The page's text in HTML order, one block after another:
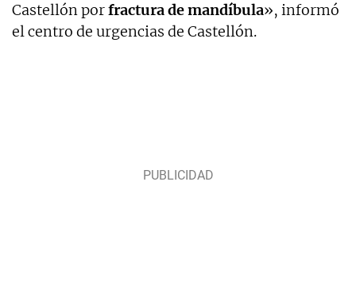
Castellón porfractura de mandíbula», informó
el centro de urgencias de Castellón.